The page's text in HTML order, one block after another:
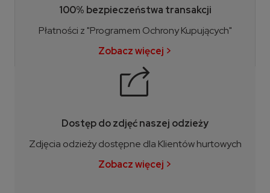
100% bezpieczeństwa transakcji
Płatności z "Programem Ochrony Kupujących"
Zobacz więcej >
Dostęp do zdjęć naszej odzieży
Zdjęcia odzieży dostępne dla Klientów hurtowych
Zobacz więcej >